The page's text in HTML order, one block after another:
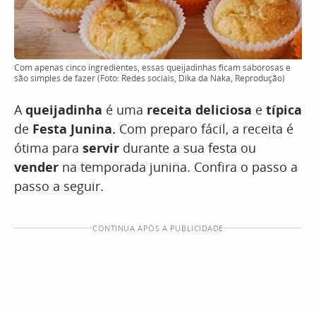
Com apenas cinco ingredientes, essas queijadinhas ficam saborosas e
são simples de fazer (Foto: Redes sociais, Dika da Naka, Reprodução)
Aqueijadinha é uma receita deliciosa e típica
de Festa Junina. Com preparo fácil, a receita é
ótima para servir durante a sua festa ou
vender na temporada junina. Confira o passo a
passo a seguir.
CONTINUA APÓS A PUBLICIDADE